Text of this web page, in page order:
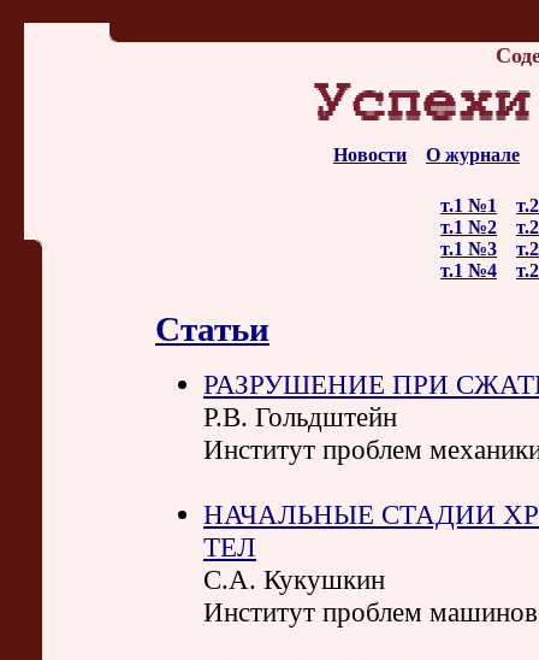
Новости О журнале
т.1 №1
т.1 №2
т.1 №3
т.1 №4
Статьи
РАЗРУШЕНИЕ ПРИ
Р.В. Гольдштейн
Институт проблем
НАЧАЛЬНЫЕ СТАДИИ
ТЕЛ
С.А. Кукушкин
Институт проблем